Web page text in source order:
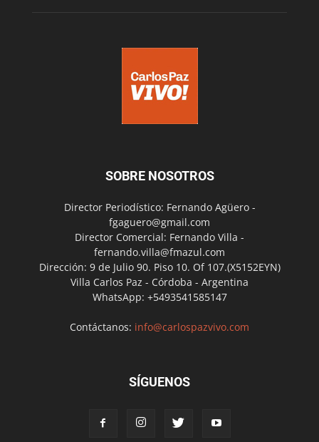
SOBRE NOSOTROS
Director Periodístico: Fernando Agüero -
fgaguero@gmail.com
Director Comercial: Fernando Villa -
fernando.villa@fmazul.com
Dirección: 9 de Julio 90. Piso 10. Of 107.(X5152EYN)
Villa Carlos Paz - Córdoba - Argentina
WhatsApp: +5493541585147
Contáctanos: info@carlospazvivo.com
SÍGUENOS